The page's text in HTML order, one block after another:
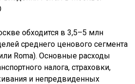
обходится в 3,5–5 млн
среднего ценового сегмента
Roma). Основные расходы
налога, страховки,
и непредвиденных